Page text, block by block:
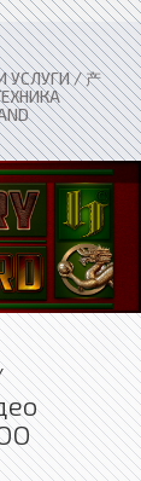
УСЛУГИ / 产